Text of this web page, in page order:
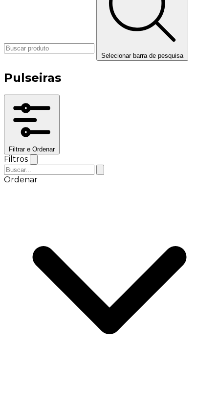
Selecionar barra de pesquisa
Pulseiras
Filtrar e Ordenar
Filtros
Ordenar